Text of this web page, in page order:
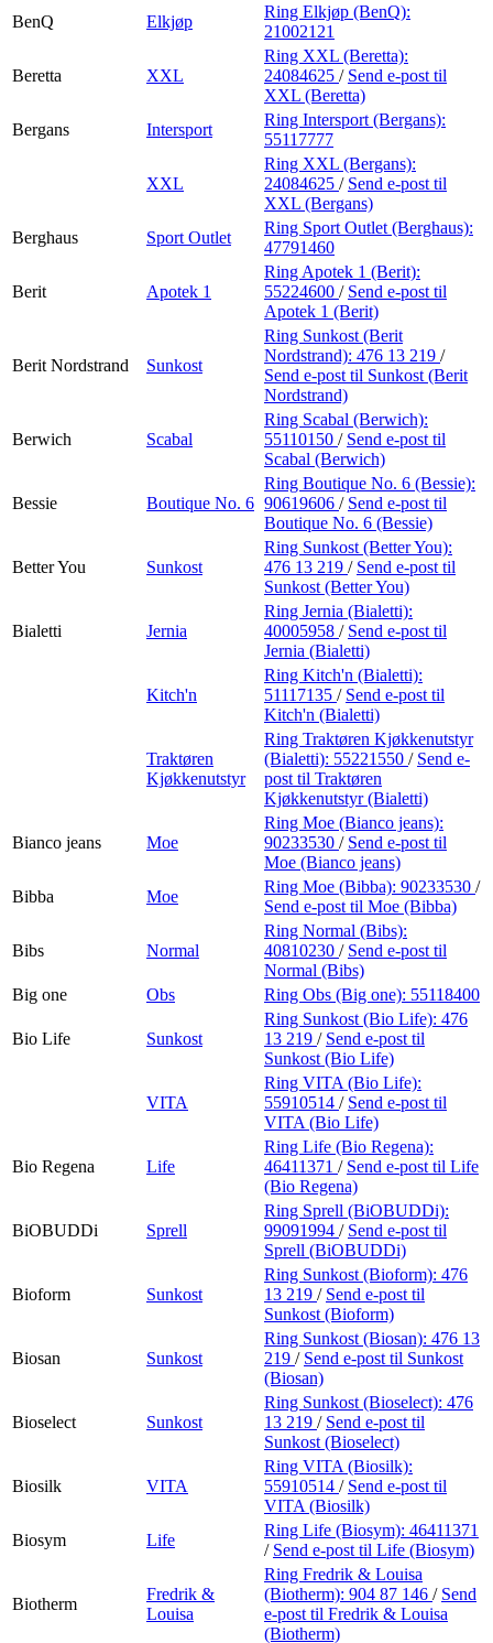
BenQ
Elkjøp
Ring Elkjøp (BenQ):
21002121
Beretta XXL
Ring XXL (Beretta):
24084625 / Send e-post til
XXL (Beretta)
Bergans
Intersport
Ring Intersport (Bergans):
55117777
XXL
Ring XXL (Bergans):
24084625 / Send e-post til
XXL (Bergans)
Berghaus
Sport Outlet
Ring Sport Outlet (Berghaus):
47791460
Berit Apotek 1
Ring Apotek 1 (Berit):
55224600 / Send e-post til
Apotek 1 (Berit)
Berit Nordstrand Sunkost
Ring Sunkost (Berit
Nordstrand): 476 13 219 /
Send e-post til Sunkost (Berit
Nordstrand)
Berwich Scabal
Ring Scabal (Berwich):
55110150 / Send e-post til
Scabal (Berwich)
Bessie Boutique No. 6
Ring Boutique No. 6 (Bessie):
90619606 / Send e-post til
Boutique No. 6 (Bessie)
Better You Sunkost
Ring Sunkost (Better You):
476 13 219 / Send e-post til
Sunkost (Better You)
Bialetti Jernia
Ring Jernia (Bialetti):
40005958 / Send e-post til
Jernia (Bialetti)
Kitch'n
Ring Kitch'n (Bialetti):
51117135 / Send e-post til
Kitch'n (Bialetti)
Traktøren
Kjøkkenutstyr
Ring Traktøren Kjøkkenutstyr
(Bialetti): 55221550 / Send e-
post til Traktøren
Kjøkkenutstyr (Bialetti)
Bianco jeans Moe
Ring Moe (Bianco jeans):
90233530 / Send e-post til
Moe (Bianco jeans)
Bibba
Moe
Ring Moe (Bibba): 90233530 /
Send e-post til Moe (Bibba)
Bibs Normal
Ring Normal (Bibs):
40810230 / Send e-post til
Normal (Bibs)
Big one
Obs Ring Obs (Big one): 55118400
Bio Life Sunkost
Ring Sunkost (Bio Life): 476
13 219 / Send e-post til
Sunkost (Bio Life)
VITA
Ring VITA (Bio Life):
55910514 / Send e-post til
VITA (Bio Life)
Bio Regena Life
Ring Life (Bio Regena):
46411371 / Send e-post til Life
(Bio Regena)
BiOBUDDi Sprell
Ring Sprell (BiOBUDDi):
99091994 / Send e-post til
Sprell (BiOBUDDi)
Bioform Sunkost
Ring Sunkost (Bioform): 476
13 219 / Send e-post til
Sunkost (Bioform)
Biosan Sunkost
Ring Sunkost (Biosan): 476 13
219 / Send e-post til Sunkost
(Biosan)
Bioselect Sunkost
Ring Sunkost (Bioselect): 476
13 219 / Send e-post til
Sunkost (Bioselect)
Biosilk VITA
Ring VITA (Biosilk):
55910514 / Send e-post til
VITA (Biosilk)
Biosym
Life
Ring Life (Biosym): 46411371
/ Send e-post til Life (Biosym)
Biotherm
Fredrik &
Louisa
Ring Fredrik & Louisa
(Biotherm): 904 87 146 / Send
e-post til Fredrik & Louisa
(Biotherm)